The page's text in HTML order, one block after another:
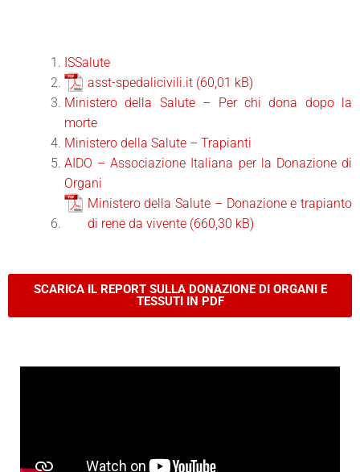
ISSalute
asst-spedalicivili.it
Ministero della Salute – Per chi dona dopo la
morte
Ministero della Salute – Trapianti
AIDO – Associazione Italiana per la Donazione di
Organi
Ministero della Salute – Donazione e trapianto
di rene da vivente
SCARICA IL REPORT SULLA DONAZIONE DI ORGANI E
TESSUTI IN PDF